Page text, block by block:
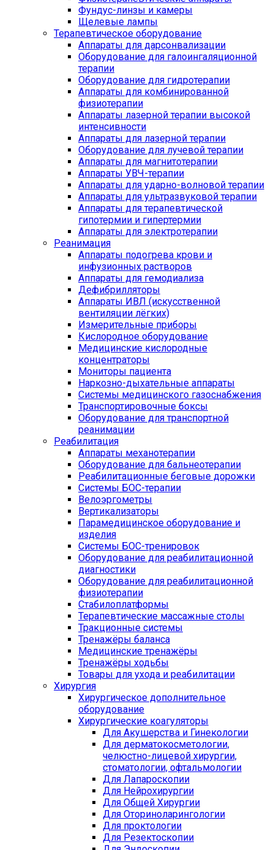
Фундус-линзы и камеры
Щелевые лампы
Терапевтическое оборудование
Аппараты для дарсонвализации
Оборудование для галоингаляционной
терапии
Оборудование для гидротерапии
Аппараты для комбинированной
физиотерапии
Аппараты лазерной терапии высокой
интенсивности
Аппараты для лазерной терапии
Оборудование для лучевой терапии
Аппараты для магнитотерапии
Аппараты УВЧ-терапии
Аппараты для ударно-волновой терапии
Аппараты для ультразвуковой терапии
Аппараты для терапевтической
гипотермии и гипертермии
Аппараты для электротерапии
Реанимация
Аппараты подогрева крови и
инфузионных растворов
Аппараты для гемодиализа
Дефибрилляторы
Аппараты ИВЛ (искусственной
вентиляции лёгких)
Измерительные приборы
Кислородное оборудование
Медицинские кислородные
концентраторы
Мониторы пациента
Наркозно-дыхательные аппараты
Системы медицинского газоснабжения
Транспортировочные боксы
Оборудование для транспортной
реанимации
Реабилитация
Аппараты механотерапии
Оборудование для бальнеотерапии
Реабилитационные беговые дорожки
Системы БОС-терапии
Велоэргометры
Вертикализаторы
Парамедицинское оборудование и
изделия
Системы БОС-тренировок
Оборудование для реабилитационной
диагностики
Оборудование для реабилитационной
физиотерапии
Стабилоплатформы
Терапевтические массажные столы
Тракционные системы
Тренажёры баланса
Медицинские тренажёры
Тренажёры ходьбы
Товары для ухода и реабилитации
Хирургия
Хирургическое дополнительное
оборудование
Хирургические коагуляторы
Для Акушерства и Гинекологии
Для дерматокосметологии,
челюстно-лицевой хирургии,
стоматологии, офтальмологии
Для Лапароскопии
Для Нейрохирургии
Для Общей Хирургии
Для Оториноларингологии
Для проктологии
Для Резектоскопии